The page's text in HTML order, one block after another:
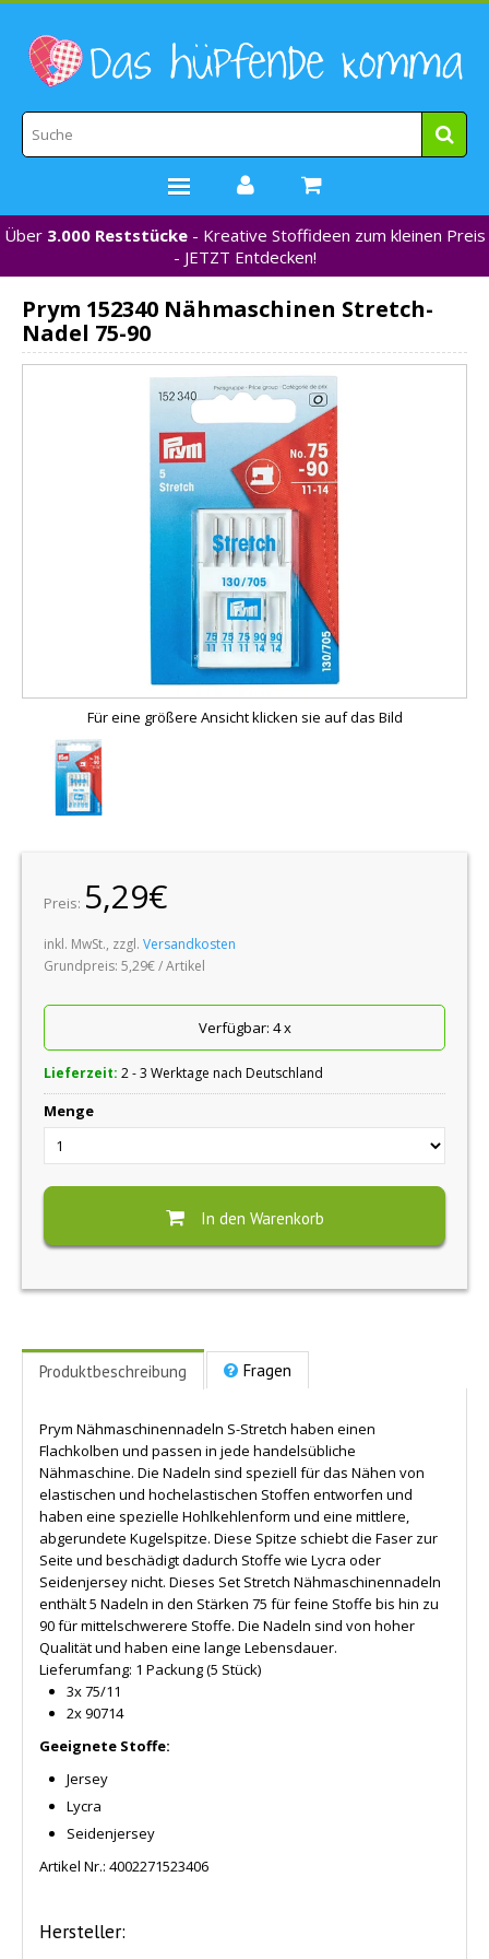
STOFFE
WEBBÄNDER
MARKEN
*NEU*
Über 3.000 Reststücke- Kreative Stoffideen zum kleinen Preis
- JETZT Entdecken!
Prym 152340 Nähmaschinen Stretch-
Nadel 75-90
Für eine größere Ansicht klicken sie auf das Bild
Preis: 5,29€
inkl. MwSt., zzgl.Versandkosten
Grundpreis:5,29€ / Artikel
Verfügbar: 4x
Lieferzeit:2 - 3 Werktage nach Deutschland
Menge
In den Warenkorb
Produktbeschreibung Fragen
Prym Nähmaschinennadeln S-Stretch haben einen
Flachkolben und passen in jede handelsübliche
Nähmaschine. Die Nadeln sind speziell für das Nähen von
elastischen und hochelastischen Stoffen entworfen und
haben eine spezielle Hohlkehlenform und eine mittlere,
abgerundete Kugelspitze. Diese Spitze schiebt die Faser zur
Seite und beschädigt dadurch Stoffe wie Lycra oder
Seidenjersey nicht. Dieses Set Stretch Nähmaschinennadeln
enthält 5 Nadeln in den Stärken 75 für feine Stoffe bis hin zu
90 für mittelschwerere Stoffe. Die Nadeln sind von hoher
Qualität und haben eine lange Lebensdauer.
Lieferumfang: 1 Packung (5 Stück)
3x 75/11
2x 90714
Geeignete Stoffe:
Jersey
Lycra
Seidenjersey
Artikel Nr.: 4002271523406
Hersteller: